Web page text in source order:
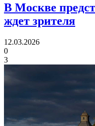
В Москве
ждет зрителя
12.03.2026
0
3